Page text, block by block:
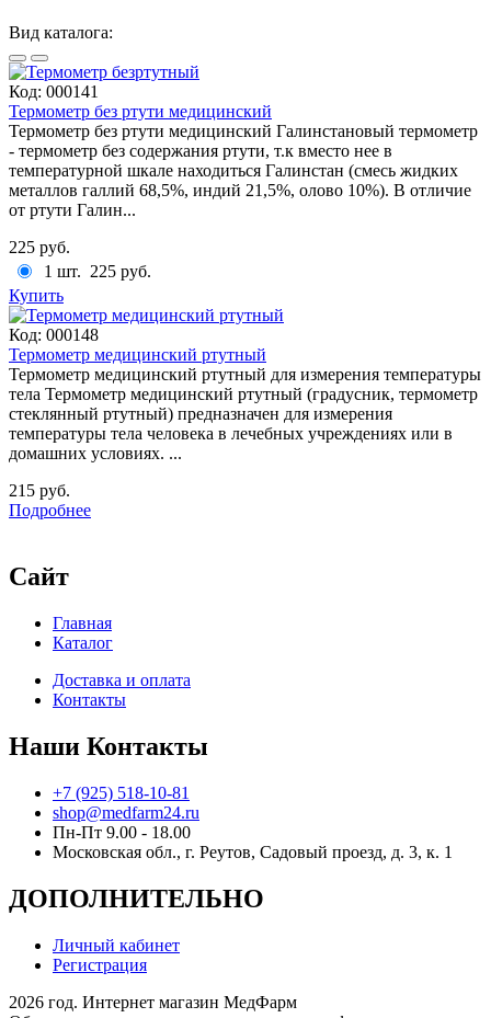
Вид каталога:
Код: 000141
Термометр без ртути медицинский
Термометр без ртути медицинский Галинстановый термометр
- термометр без содержания ртути, т.к вместо нее в
температурной шкале находиться Галинстан (смесь жидких
металлов галлий 68,5%, индий 21,5%, олово 10%). В отличие
от ртути Галин...
225 руб.
1 шт. 225 руб.
Купить
Код: 000148
Термометр медицинский ртутный
Термометр медицинский ртутный для измерения температуры
тела Термометр медицинский ртутный (градусник, термометр
стеклянный ртутный) предназначен для измерения
температуры тела человека в лечебных учреждениях или в
домашних условиях. ...
215 руб.
Подробнее
Сайт
Главная
Каталог
Доставка и оплата
Контакты
Наши Контакты
+7 (925) 518-10-81
shop@medfarm24.ru
Пн-Пт 9.00 - 18.00
Московская обл., г. Реутов, Садовый проезд, д. 3, к. 1
ДОПОЛНИТЕЛЬНО
Личный кабинет
Регистрация
2026 год. Интернет магазин МедФарм